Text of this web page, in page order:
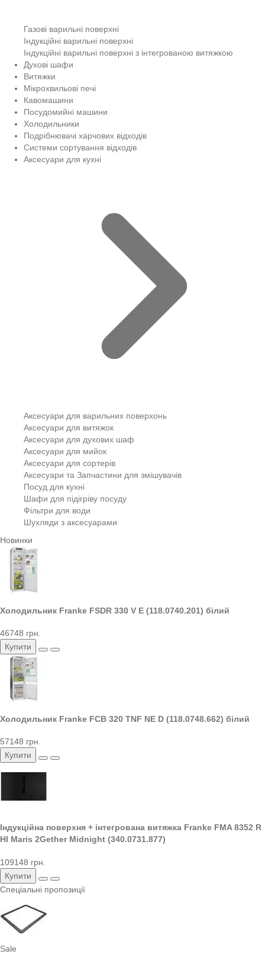
Газові варильні поверхні
Індукційні варильні поверхні
Індукційні варильні поверхні з інтегрованою витяжкою
Духові шафи
Витяжки
Мікрохвильові печі
Кавомашини
Посудомийні машини
Холодильники
Подрібнювачі харчових відходів
Системи сортування відходів
Аксесуари для кухні
Аксесуари для варильних поверхонь
Аксесуари для витяжок
Аксесуари для духових шаф
Аксесуари для мийок
Аксесуари для сортерів
Аксесуари та Запчастини для змішувачів
Посуд для кухні
Шафи для підігріву посуду
Фільтри для води
Шухляди з аксесуарами
Новинки
Холодильник Franke FSDR 330 V E (118.0740.201) білий
46748 грн.
Купити
Холодильник Franke FCB 320 TNF NE D (118.0748.662) білий
57148 грн.
Купити
Індукційна поверхня + інтегрована витяжка Franke FMA 8352 R
HI Maris 2Gether Midnight (340.0731.877)
109148 грн.
Купити
Спеціальні пропозиції
Sale